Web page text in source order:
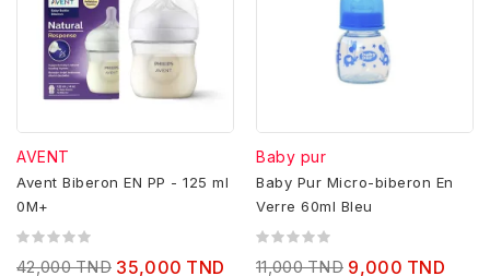
AVENT
Avent Biberon EN PP - 125 ml
0M+
42,000 TND 35,000 TND
Baby pur
Baby Pur Micro-biberon En
Verre 60ml Bleu
11,000 TND 9,000 TND